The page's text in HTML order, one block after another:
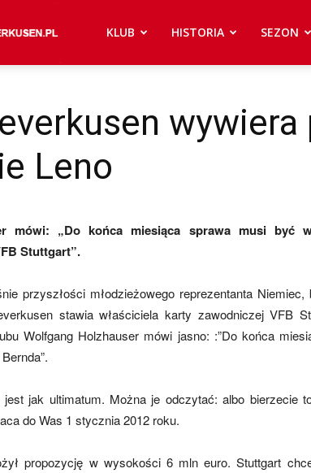
Leverkusen
–
aktualności
mecze,
KLUB HISTORIA SEZON
Leno
mówi: „Do końca miesiąca sprawa musi być
Stuttgart”.
przyszłości młodzieżowego reprezentanta
stawia właściciela karty zawodniczej VFB
Wolfgang Holzhauser mówi jasno: :”Do końca
jest jak ultimatum. Można je odczytać: albo bierzecie
do Was 1 stycznia 2012 roku.
propozycję w wysokości 6 mln euro. Stuttgart